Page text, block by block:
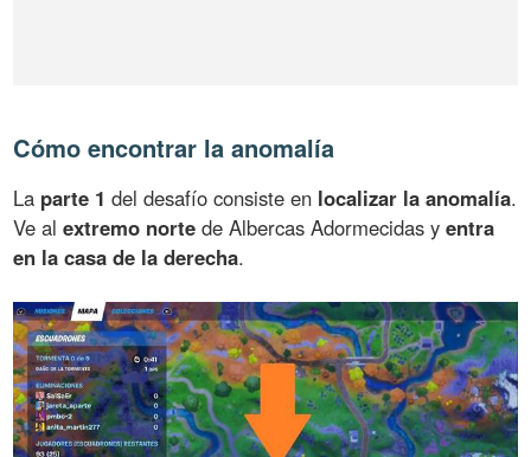
Cómo encontrar la anomalía
La parte 1 del desafío consiste en localizar la anomalía.
Ve alextremo norte de Albercas Adormecidas yentra
en la casa de la derecha.